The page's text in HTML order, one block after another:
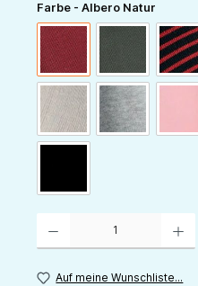
Farbe - Albero Natur
dunkelrot bronze-oliv
natur grau-melange
Auf meine Wunschliste...